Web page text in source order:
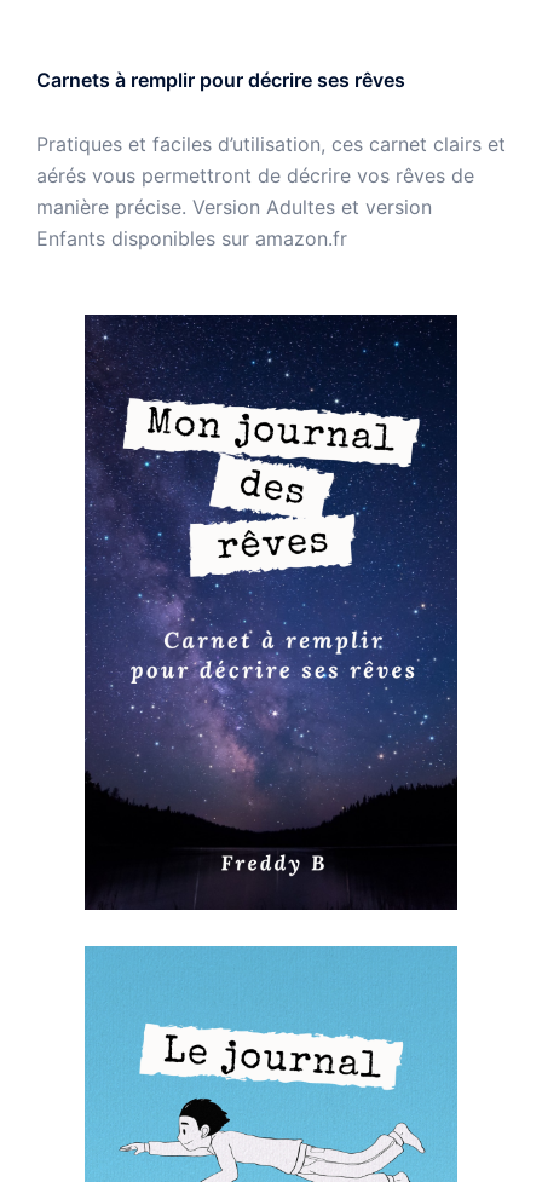
Carnets à remplir pour décrire ses rêves
Pratiques et faciles d’utilisation, ces carnet clairs et
aérés vous permettront de décrire vos rêves de
manière précise. Version Adultes et version
Enfants disponibles sur amazon.fr